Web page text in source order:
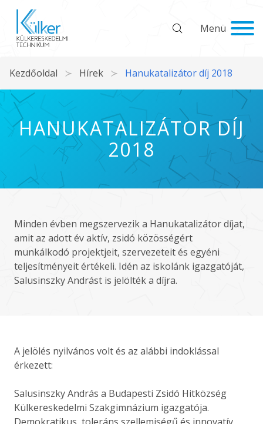
Menü
Kezdőoldal Hírek Hanukatalizátor díj 2018
HANUKATALIZÁTOR DÍJ
2018
Minden évben megszervezik a Hanukatalizátor díjat,
amit az adott év aktív, zsidó közösségért
munkálkodó projektjeit, szervezeteit és egyéni
teljesítményeit értékeli. Idén az iskolánk igazgatóját,
Salusinszky Andrást is jelölték a díjra.
A jelölés nyilvános volt és az alábbi indoklással
érkezett:
Salusinszky András a Budapesti Zsidó Hitközség
Külkereskedelmi Szakgimnázium igazgatója.